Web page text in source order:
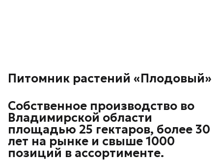
Питомник растений «Плодовый»
Собственное производство во
Владимирской области
площадью 25 гектаров, более 30
лет на рынке и свыше 1000
позиций в ассортименте.